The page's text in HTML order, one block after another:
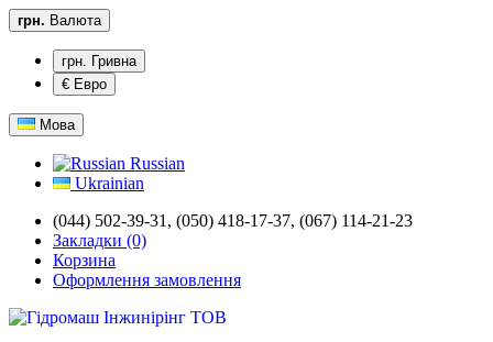
грн. Валюта
грн. Гривна
€ Евро
Мова
Russian
Ukrainian
(044) 502-39-31, (050) 418-17-37, (067) 114-21-23
Закладки (0)
Корзина
Оформлення замовлення